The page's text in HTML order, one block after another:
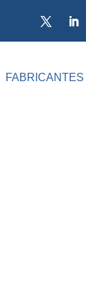
FABRICANTES